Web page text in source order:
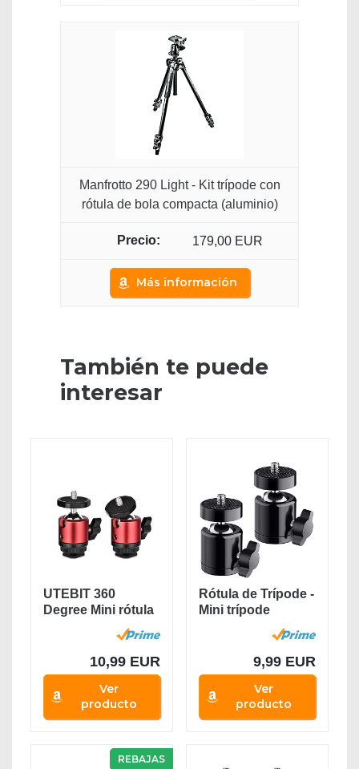
Manfrotto 290 Light - Kit trípode con
rótula de bola compacta (aluminio)
179,00 EUR
Más información
También te puede
interesar
UTEBIT 360
Degree Mini rótula
10,99 EUR
Ver
producto
Rótula de Trípode -
Mini trípode
9,99 EUR
Ver
producto
REBAJAS